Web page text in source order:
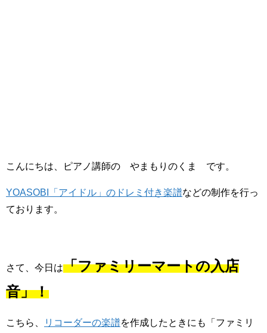
こんにちは、ピアノ講師の やまもりのくま です。
YOASOBI「アイドル」のドレミ付き楽譜などの制作を行っ
ております。
さて、今日は「ファミリーマートの入店
音」！
こちら、 リコーダーの楽譜を作成したときにも「ファミリ